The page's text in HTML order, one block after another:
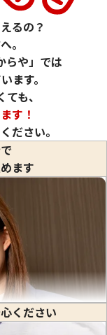
参考買取価格
44,600
24金 (K24) カレン
1g
参考買取価格
29,700円
るの？
。
らや」では
ます。
も、
す！
ださい。
ます
ください